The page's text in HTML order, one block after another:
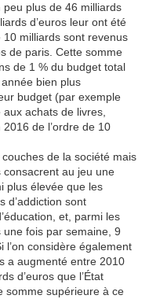
plus de 46 milliards
d’euros leur ont été
milliards sont revenus
de paris. Cette somme
de 1 % du budget total
bien plus
budget (par exemple
achats de livres,
de l’ordre de 10
de la société mais
au jeu une
plus élevée que les
d’addiction sont
et, parmi les
fois par semaine, 9
considère également
a augmenté entre 2010
d’euros que l’État
somme supérieure à ce